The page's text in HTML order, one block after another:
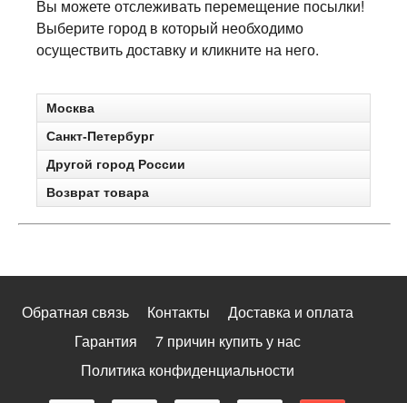
Вы можете отслеживать перемещение посылки!
Выберите город в который необходимо
осуществить доставку и кликните на него.
Москва
Санкт-Петербург
Другой город России
Возврат товара
Обратная связь Контакты
Доставка и оплата
Гарантия
7 причин купить у нас
Политика конфиденциальности